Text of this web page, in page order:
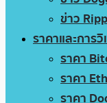
ข่าว
ราคาและการวิ
ราคา
ราคา
ราคา